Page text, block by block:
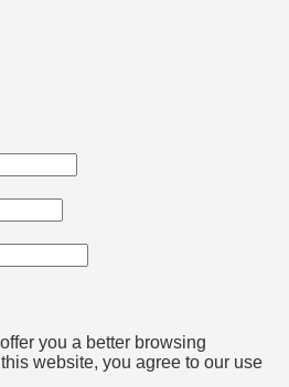
you a better browsing
website, you agree to our use